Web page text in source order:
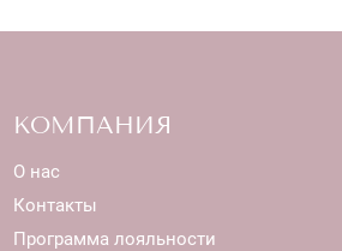
КОМПАНИЯ
О нас
Контакты
Программа лояльности